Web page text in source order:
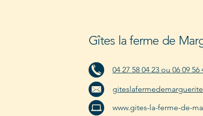
Gîtes la ferme de
04 27 58 04 23 ou 06 09 56
www.gites-la-ferme-de-